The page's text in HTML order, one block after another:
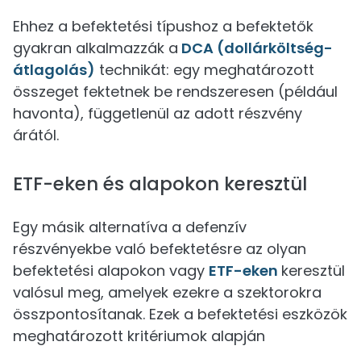
Ehhez a befektetési típushoz a befektetők
gyakran alkalmazzák a DCA (dollárköltség-
átlagolás) technikát: egy meghatározott
összeget fektetnek be rendszeresen (például
havonta), függetlenül az adott részvény
árától.
ETF-eken és alapokon keresztül
Egy másik alternatíva a defenzív
részvényekbe való befektetésre az olyan
befektetési alapokon vagy ETF-eken keresztül
valósul meg, amelyek ezekre a szektorokra
összpontosítanak. Ezek a befektetési eszközök
meghatározott kritériumok alapján